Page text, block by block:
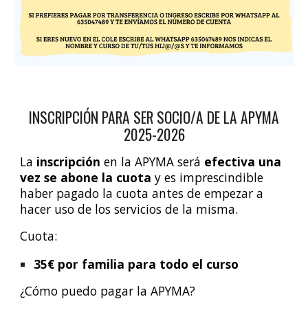
INSCRIPCIÓN PARA SER SOCIO/A DE LA APYMA
2025-2026
La inscripción en la APYMA será efectiva una
vez se abone la cuota y es imprescindible
haber pagado la cuota antes de empezar a
hacer uso de los servicios de la misma.
Cuota:
35€ por familia para todo el curso
¿Cómo puedo pagar la APYMA?